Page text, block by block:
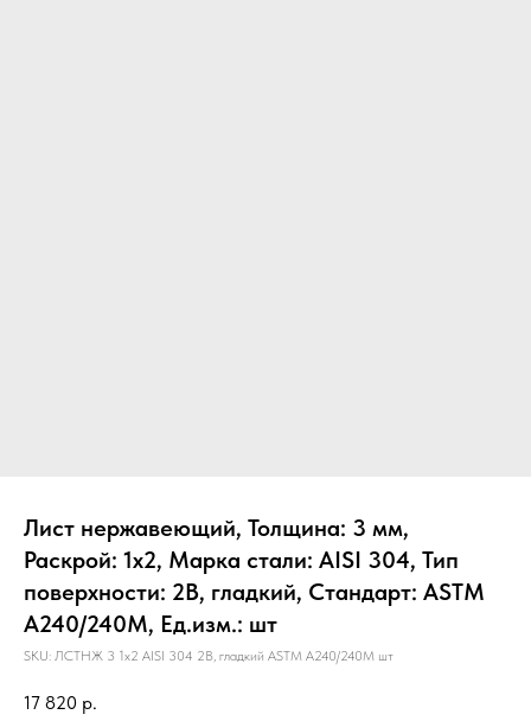
Лист нержавеющий, Толщина: 3 мм,
Раскрой: 1х2, Марка стали: AISI 304, Тип
поверхности: 2B, гладкий, Стандарт: ASTM
А240/240М, Ед.изм.: шт
SKU: ЛСТНЖ 3 1х2 AISI 304 2B, гладкий ASTM А240/240М шт
17 820 р.